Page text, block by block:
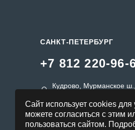
САНКТ-ПЕТЕРБУРГ
+7 812 220-96-
Кудрово, Мурманское
spb@sk-tu.ru
Сайт использует cookies
можете согласиться с этим
пользоваться сайтом.